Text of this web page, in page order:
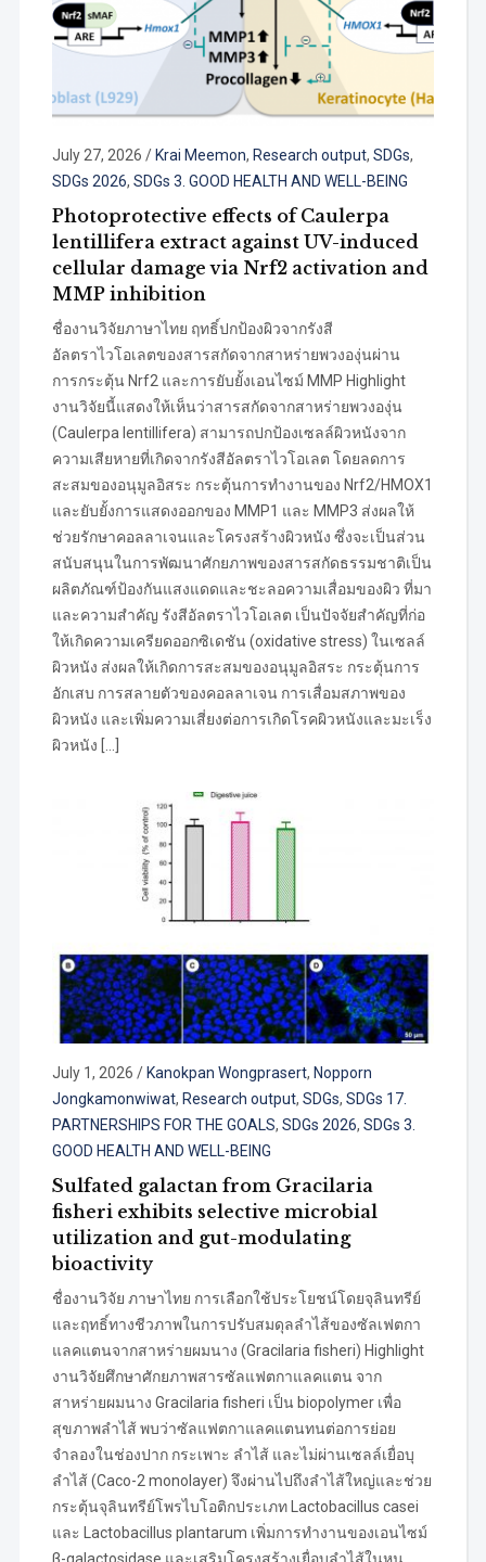
July 27, 2026 / Krai Meemon, Research output, SDGs,
SDGs 2026, SDGs 3. GOOD HEALTH AND WELL-BEING
Photoprotective effects of Caulerpa
lentillifera extract against UV-induced
cellular damage via Nrf2 activation and
MMP inhibition
ชื่องานวิจัยภาษาไทย ฤทธิ์ปกป้องผิวจากรังสี
อัลตราไวโอเลตของสารสกัดจากสาหร่ายพวงองุ่นผ่าน
การกระตุ้น Nrf2 และการยับยั้งเอนไซม์ MMP Highlight
งานวิจัยนี้แสดงให้เห็นว่าสารสกัดจากสาหร่ายพวงองุ่น
(Caulerpa lentillifera) สามารถปกป้องเซลล์ผิวหนังจาก
ความเสียหายที่เกิดจากรังสีอัลตราไวโอเลต โดยลดการ
สะสมของอนุมูลอิสระ กระตุ้นการทำงานของ Nrf2/HMOX1
และยับยั้งการแสดงออกของ MMP1 และ MMP3 ส่งผลให้
ช่วยรักษาคอลลาเจนและโครงสร้างผิวหนัง ซึ่งจะเป็นส่วน
สนับสนุนในการพัฒนาศักยภาพของสารสกัดธรรมชาติเป็น
ผลิตภัณฑ์ป้องกันแสงแดดและชะลอความเสื่อมของผิว ที่มา
และความสำคัญ รังสีอัลตราไวโอเลต เป็นปัจจัยสำคัญที่ก่อ
ให้เกิดความเครียดออกซิเดชัน (oxidative stress) ในเซลล์
ผิวหนัง ส่งผลให้เกิดการสะสมของอนุมูลอิสระ กระตุ้นการ
อักเสบ การสลายตัวของคอลลาเจน การเสื่อมสภาพของ
ผิวหนัง และเพิ่มความเสี่ยงต่อการเกิดโรคผิวหนังและมะเร็ง
ผิวหนัง […]
July 1, 2026 / Kanokpan Wongprasert, Nopporn
Jongkamonwiwat, Research output, SDGs, SDGs 17.
PARTNERSHIPS FOR THE GOALS, SDGs 2026, SDGs 3.
GOOD HEALTH AND WELL-BEING
Sulfated galactan from Gracilaria
fisheri exhibits selective microbial
utilization and gut-modulating
bioactivity
ชื่องานวิจัย ภาษาไทย การเลือกใช้ประโยชน์โดยจุลินทรีย์
และฤทธิ์ทางชีวภาพในการปรับสมดุลลำไส้ของซัลเฟตกา
แลคแตนจากสาหร่ายผมนาง (Gracilaria fisheri) Highlight
งานวิจัยศึกษาศักยภาพสารซัลแฟตกาแลคแตน จาก
สาหร่ายผมนาง Gracilaria fisheri เป็น biopolymer เพื่อ
สุขภาพลำไส้ พบว่าซัลแฟตกาแลคแตนทนต่อการย่อย
จำลองในช่องปาก กระเพาะ ลำไส้ และไม่ผ่านเซลล์เยื่อบุ
ลำไส้ (Caco-2 monolayer) จึงผ่านไปถึงลำไส้ใหญ่และช่วย
กระตุ้นจุลินทรีย์โพรไบโอติกประเภท Lactobacillus casei
และ Lactobacillus plantarum เพิ่มการทำงานของเอนไซม์
β-galactosidase และเสริมโครงสร้างเยื่อบุลำไส้ในหนู